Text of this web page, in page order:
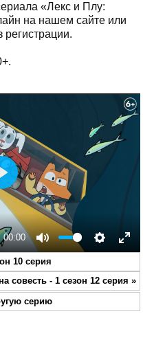
«Лекс и Плу:
на нашем сайте или
регистрации.
00:00
Mute Settings
Enter
Play
10 серия
совесть - 1 сезон 12 серия »
серию